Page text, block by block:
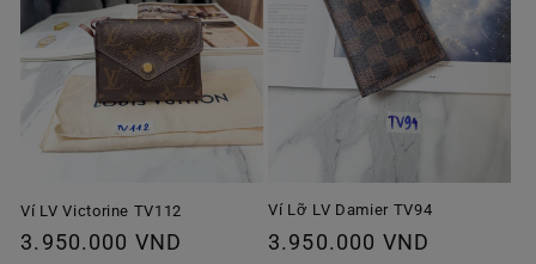
Ví LV Victorine TV112
Giá
3.950.000 VND
Ví Lỡ LV Damier TV94
Giá
3.950.000 VND